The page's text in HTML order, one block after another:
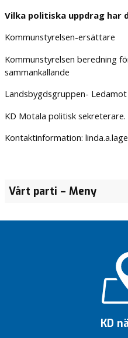
Vilka politiska uppdrag har
Kommunstyrelsen-ersättare
Kommunstyrelsen beredning
sammankallande
Landsbygdsgruppen- Ledamot
KD Motala politisk sekreterare.
Kontaktinformation:
Vårt parti – Meny
F
KD